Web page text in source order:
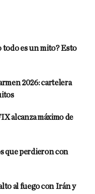
todo es un mito? Esto
2026: cartelera
alcanza máximo de
que perdieron con
al fuego con Irán y